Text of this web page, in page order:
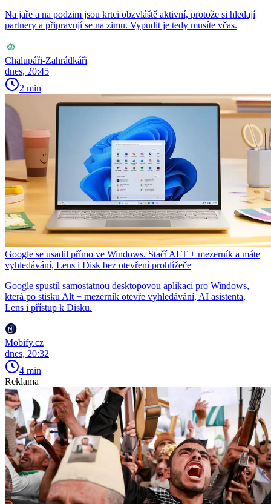
Na jaře a na podzim jsou krtci obzvláště aktivní, protože si hledají
partnery a připravují se na zimu. Vypudit je tedy musíte včas.
Chalupáři-Zahrádkáři
dnes, 20:45
2 min
Google se usadil přímo ve Windows. Stačí ALT + mezerník a máte
vyhledávání, Lens i Disk bez otevření prohlížeče
Google spustil samostatnou desktopovou aplikaci pro Windows,
která po stisku Alt + mezerník otevře vyhledávání, AI asistenta,
Lens i přístup k Disku.
Mobify.cz
dnes, 20:32
4 min
Reklama